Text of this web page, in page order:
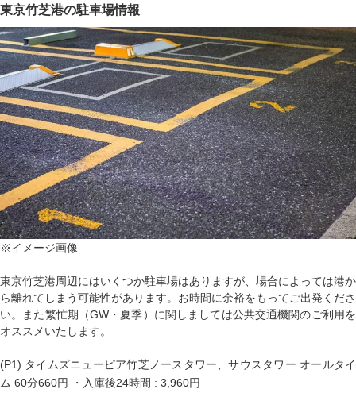
東京竹芝港の駐車場情報
※イメージ画像
東京竹芝港周辺にはいくつか駐車場はありますが、場合によっては港か
ら離れてしまう可能性があります。お時間に余裕をもってご出発くださ
い。また繁忙期（GW・夏季）に関しましては公共交通機関のご利用を
オススメいたします。
(P1) タイムズニューピア竹芝ノースタワー、サウスタワー オールタイ
ム 60分660円 ・入庫後24時間 : 3,960円